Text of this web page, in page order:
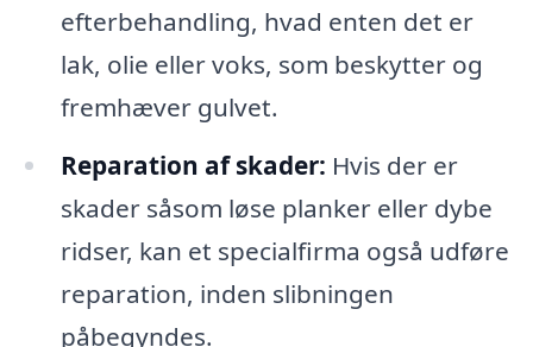
efterbehandling, hvad enten det er
lak, olie eller voks, som beskytter og
fremhæver gulvet.
Reparation af skader: Hvis der er
skader såsom løse planker eller dybe
ridser, kan et specialfirma også udføre
reparation, inden slibningen
påbegyndes.